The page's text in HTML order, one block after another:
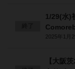
1/29(水)
2025年1月
【大阪